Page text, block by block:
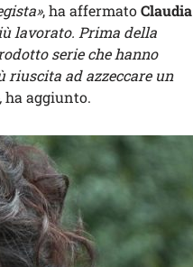
, ha affermatoClaudia
lavorato. Prima della
serie che hanno
riuscita ad azzeccare un
ha aggiunto.